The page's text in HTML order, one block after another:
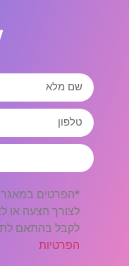
*הפרטים במאגר
לצורך הצעה או
לקבל בהתאם
הפרטיות